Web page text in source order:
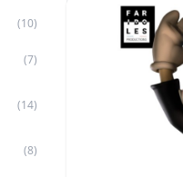
(10)
(7)
(14)
(8)